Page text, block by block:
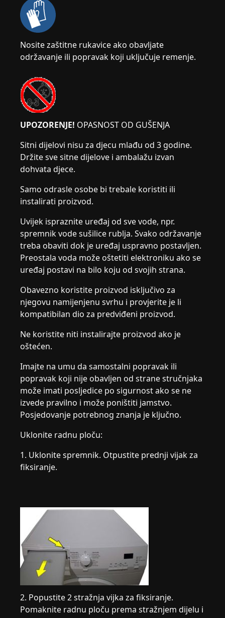
Nosite zaštitne rukavice ako obavljate
održavanje ili popravak koji uključuje remenje.
UPOZORENJE! OPASNOST OD GUŠENJA
Sitni dijelovi nisu za djecu mlađu od 3 godine.
Držite sve sitne dijelove i ambalažu izvan
dohvata djece.
Samo odrasle osobe bi trebale koristiti ili
instalirati proizvod.
Uvijek ispraznite uređaj od sve vode, npr.
spremnik vode sušilice rublja. Svako održavanje
treba obaviti dok je uređaj uspravno postavljen.
Preostala voda može oštetiti elektroniku ako se
uređaj postavi na bilo koju od svojih strana.
Obavezno koristite proizvod isključivo za
njegovu namijenjenu svrhu i provjerite je li
kompatibilan dio za predviđeni proizvod.
Ne koristite niti instalirajte proizvod ako je
oštećen.
Imajte na umu da samostalni popravak ili
popravak koji nije obavljen od strane stručnjaka
može imati posljedice po sigurnost ako se ne
izvede pravilno i može poništiti jamstvo.
Posjedovanje potrebnog znanja je ključno.
Uklonite radnu ploču:
1. Uklonite spremnik. Otpustite prednji vijak za
fiksiranje.
2. Popustite 2 stražnja vijka za fiksiranje.
Pomaknite radnu ploču prema stražnjem dijelu i